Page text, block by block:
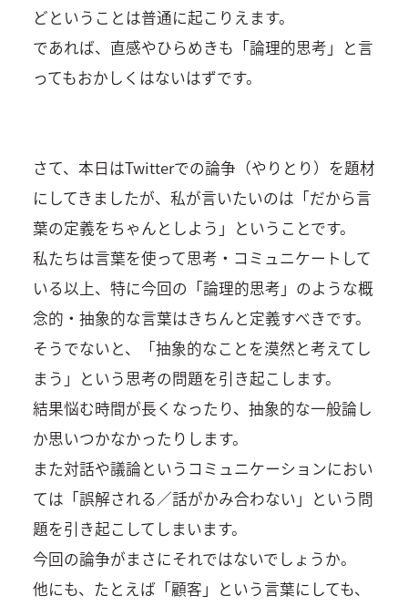
どということは普通に起こりえます。
であれば、直感やひらめきも「論理的思考」と言
ってもおかしくはないはずです。
さて、本日はTwitterでの論争（やりとり）を題材
にしてきましたが、私が言いたいのは「だから言
葉の定義をちゃんとしよう」ということです。
私たちは言葉を使って思考・コミュニケートして
いる以上、特に今回の「論理的思考」のような概
念的・抽象的な言葉はきちんと定義すべきです。
そうでないと、「抽象的なことを漠然と考えてし
まう」という思考の問題を引き起こします。
結果悩む時間が長くなったり、抽象的な一般論し
か思いつかなかったりします。
また対話や議論というコミュニケーションにおい
ては「誤解される／話がかみ合わない」という問
題を引き起こしてしまいます。
今回の論争がまさにそれではないでしょうか。
他にも、たとえば「顧客」という言葉にしても、